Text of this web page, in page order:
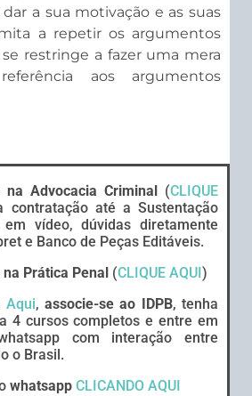
a sua motivação e as suas
a repetir os argumentos
restringe a fazer uma mera
aos argumentos
Advocacia Criminal (CLIQUE
contratação até a Sustentação
vídeo, dúvidas diretamente
e Banco de Peças Editáveis.
Prática Penal (CLIQUE AQUI )
Aqui,associe-se ao IDPB, tenha
4 cursos completos e entre em
com interação entre
o Brasil.
whatsapp CLICANDO AQUI